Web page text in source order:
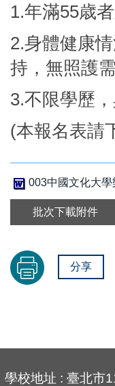
1.年滿55歳者
2.身體健康
持，無照護需
3.不限學歷，
(本報名表請
003中國文化大
批次下載附件
分享
學校地址 : 臺北市